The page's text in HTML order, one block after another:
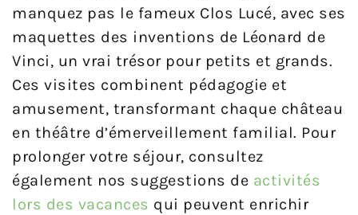
manquez pas le fameux Clos Lucé, avec ses
maquettes des inventions de Léonard de
Vinci, un vrai trésor pour petits et grands.
Ces visites combinent pédagogie et
amusement, transformant chaque château
en théâtre d’émerveillement familial. Pour
prolonger votre séjour, consultez
également nos suggestions de activités
lors des vacances qui peuvent enrichir